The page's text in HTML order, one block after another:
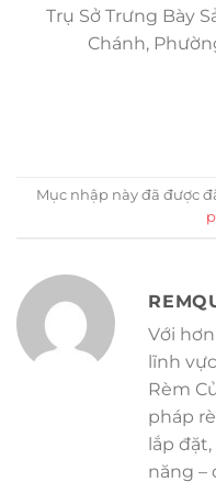
Trụ Sở Trưng Bày
Chánh,
Mục nhập này đã được
Với
lĩnh
Rèm
pháp
lắp
năng –